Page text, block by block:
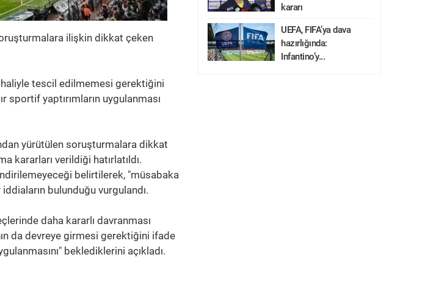
ilişkin dikkat çeken
haliyle tescil edilmemesi gerektiğini
yaptırımların uygulanması
yürütülen soruşturmalara dikkat
kararları verildiği hatırlatıldı.
belirtilerek, "müsabaka
bulunduğu vurgulandı.
daha kararlı davranması
da devreye girmesi gerektiğini ifade
beklediklerini açıkladı.
kararı
UEFA, FIFA’ya dava
hazırlığında:
Infantino’y...